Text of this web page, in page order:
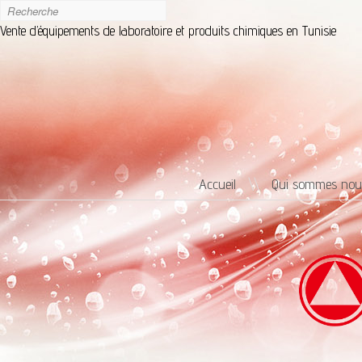
Vente d’équipements de laboratoire et produits chimiques en Tunisie
Accueil \\ Qui sommes